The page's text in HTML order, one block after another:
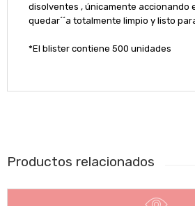
disolventes , únicamente accionando
quedar´´a totalmente limpio y listo
*El blister contiene 500 unidades
Productos relacionados